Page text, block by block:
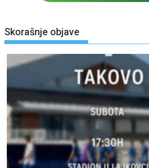
Skorašnje objave